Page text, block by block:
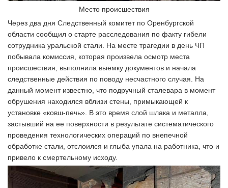
Место происшествия
Через два дня Следственный комитет по Оренбургской
области сообщил о старте расследования по факту гибели
сотрудника уральской стали. На месте трагедии в день ЧП
побывала комиссия, которая произвела осмотр места
происшествия, выполнила выемку документов и начала
следственные действия по поводу несчастного случая. На
данный момент известно, что подручный сталевара в момент
обрушения находился вблизи стены, примыкающей к
установке «ковш-печь». В это время слой шлака и металла,
застывший на ее поверхности в результате систематического
проведения технологических операций по внепечной
обработке стали, отслоился и глыба упала на работника, что и
привело к смертельному исходу.